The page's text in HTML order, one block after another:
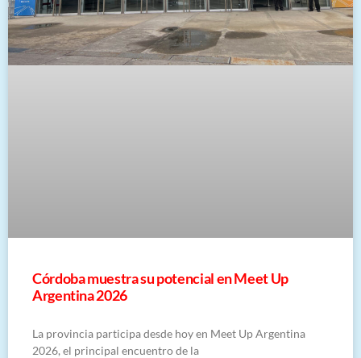
Córdoba muestra su potencial en Meet Up
Argentina 2026
La provincia participa desde hoy en Meet Up Argentina
2026, el principal encuentro de la